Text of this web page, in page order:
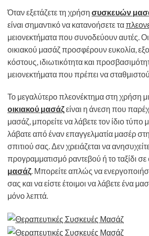
Όταν εξετάζετε τη χρήση συσκευών
είναι σημαντικό να κατανοήσετε τα
μειονεκτήματα που συνοδεύουν αυτές.
οικιακού μασάζ προσφέρουν ευκολία,
κόστους, ιδιωτικότητα και
μειονεκτήματα που πρέπει να
Το μεγαλύτερο πλεονέκτημα στη χρήση
οικιακού μασάζείναι η άνεση που
μασάζ, μπορείτε να λάβετε τον ίδιο
λάβατε από έναν επαγγελματία μασέρ
σπιτιού σας. Δεν χρειάζεται να
προγραμματισμό ραντεβού ή το ταξίδι
μασάζ . Μπορείτε απλώς να
σας και να είστε έτοιμοι να λάβετε ένα
μόνο λεπτά.